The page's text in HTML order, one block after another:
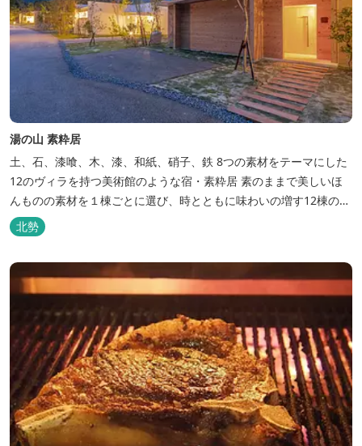
湯の山 素粋居
土、石、漆喰、木、漆、和紙、硝子、鉄 8つの素材をテーマにした
12のヴィラを持つ美術館のような宿・素粋居 素のままで美しいほ
んものの素材を１棟ごとに選び、時とともに味わいの増す12棟のヴ
ィラをつくりました。現代美術・工芸・古美術・アンティークをし
つらえた空間は、 とびきり居心地が良い美術館のよう。次はあのヴ
す。 「そ...
北勢